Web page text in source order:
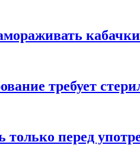
требует
перед